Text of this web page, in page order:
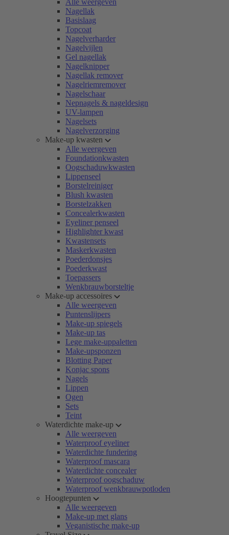
Alle weergeven
Nagellak
Basislaag
Topcoat
Nagelverharder
Nagelvijlen
Gel nagellak
Nagelknipper
Nagellak remover
Nagelriemremover
Nagelschaar
Nepnagels & nageldesign
UV-lampen
Nagelsets
Nagelverzorging
Make-up kwasten
Alle weergeven
Foundationkwasten
Oogschaduwkwasten
Lippenseel
Borstelreiniger
Blush kwasten
Borstelzakken
Concealerkwasten
Eyeliner penseel
Highlighter kwast
Kwastensets
Maskerkwasten
Poederdonsjes
Poederkwast
Toepassers
Wenkbrauwborsteltje
Make-up accessoires
Alle weergeven
Puntenslijpers
Make-up spiegels
Make-up tas
Lege make-uppaletten
Make-upsponzen
Blotting Paper
Konjac spons
Nagels
Lippen
Ogen
Sets
Teint
Waterdichte make-up
Alle weergeven
Waterproof eyeliner
Waterdichte fundering
Waterproof mascara
Waterdichte concealer
Waterproof oogschaduw
Waterproof wenkbrauwpotloden
Hoogtepunten
Alle weergeven
Make-up met glans
Veganistische make-up